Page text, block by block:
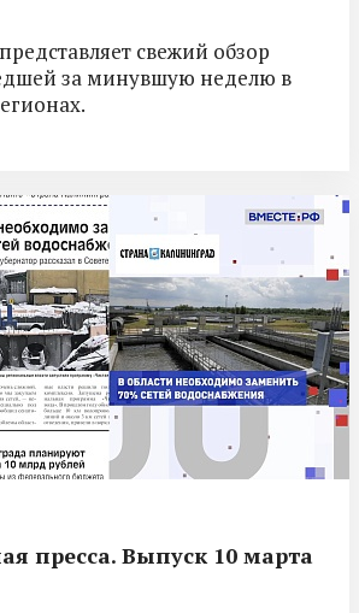
свежий обзор
за минувшую неделю в
пресса. Выпуск 10 марта